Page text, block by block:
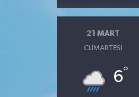
21 MART
CUMARTESI
6°